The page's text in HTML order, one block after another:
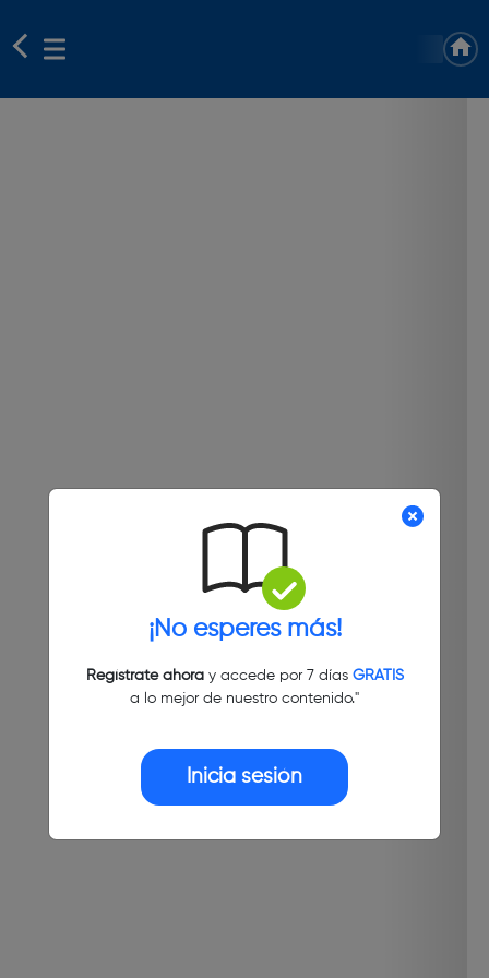
¡No esperes más!
Regístrate ahoray accede por 7 días GRATIS
a lo mejor de nuestro contenido."
Inicia sesión